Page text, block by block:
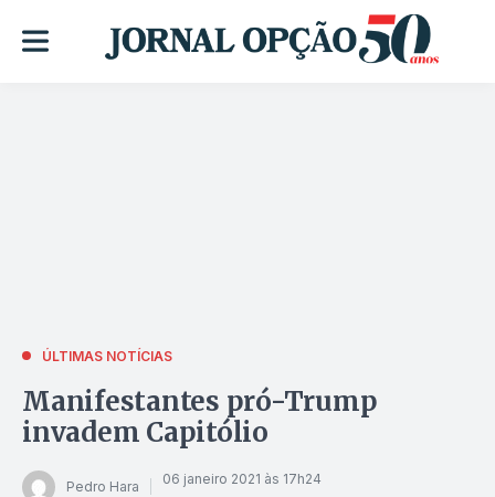
ÚLTIMAS NOTÍCIAS
Manifestantes pró-Trump
invadem Capitólio
Pedro Hara 06 janeiro 2021 às 17h24